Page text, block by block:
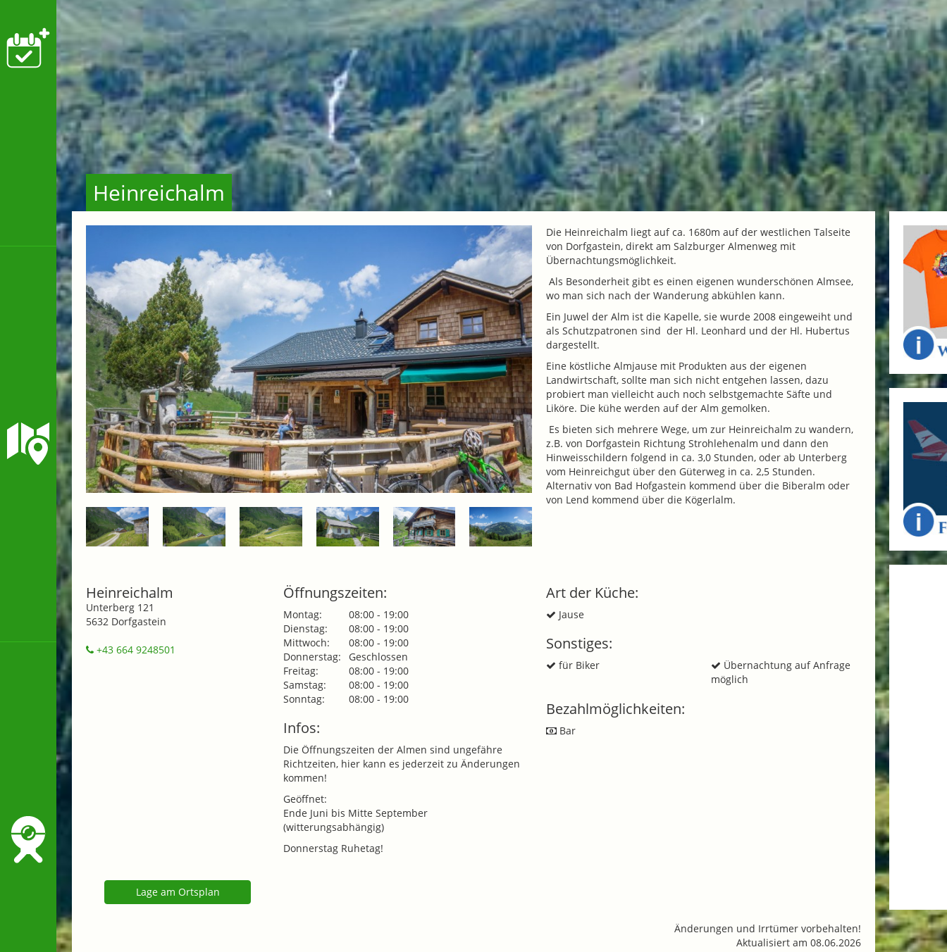
Heinreichalm
Die Heinreichalm liegt auf ca. 1680m auf der westlichen Talseite
von Dorfgastein, direkt am Salzburger Almenweg mit
Übernachtungsmöglichkeit.
Als Besonderheit gibt es einen eigenen wunderschönen Almsee,
wo man sich nach der Wanderung abkühlen kann.
Ein Juwel der Alm ist die Kapelle, sie wurde 2008 eingeweiht und
als Schutzpatronen sind der Hl. Leonhard und der Hl. Hubertus
dargestellt.
Eine köstliche Almjause mit Produkten aus der eigenen
Landwirtschaft, sollte man sich nicht entgehen lassen, dazu
probiert man vielleicht auch noch selbstgemachte Säfte und
Liköre. Die kühe werden auf der Alm gemolken.
Es bieten sich mehrere Wege, um zur Heinreichalm zu wandern,
z.B. von Dorfgastein Richtung Strohlehenalm und dann den
Hinweisschildern folgend in ca. 3,0 Stunden, oder ab Unterberg
vom Heinreichgut über den Güterweg in ca. 2,5 Stunden.
Alternativ von Bad Hofgastein kommend über die Biberalm oder
von Lend kommend über die Kögerlalm.
Heinreichalm
Unterberg 121
5632 Dorfgastein
+43 664 9248501
Öffnungszeiten:
Montag:
08:00 - 19:00
Dienstag:
08:00 - 19:00
Mittwoch:
08:00 - 19:00
Donnerstag:
Geschlossen
Freitag:
08:00 - 19:00
Samstag:
08:00 - 19:00
Sonntag:
08:00 - 19:00
Infos:
Die Öffnungszeiten der Almen sind ungefähre
Richtzeiten, hier kann es jederzeit zu Änderungen
kommen!
Geöffnet:
Ende Juni bis Mitte September
(witterungsabhängig)
Donnerstag Ruhetag!
Art der Küche:
Jause
Sonstiges:
für Biker
Übernachtung auf Anfrage
möglich
Bezahlmöglichkeiten:
Bar
Lage am Ortsplan
Änderungen und Irrtümer vorbehalten!
Aktualisiert am 08.06.2026